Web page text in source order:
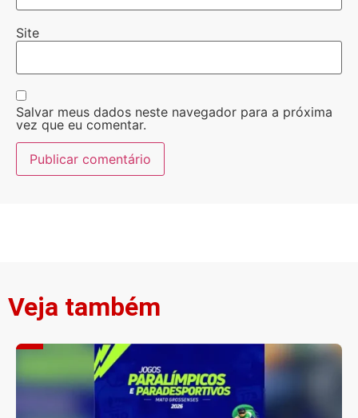
Site
Salvar meus dados neste navegador para a próxima
vez que eu comentar.
Veja também